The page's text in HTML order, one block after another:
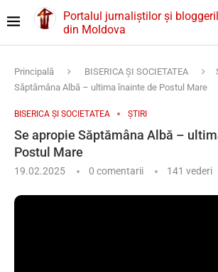
Portalul jurnaliștilor și
din Moldova
Principală BISERICA ȘI SOCIETATEA
Săptămâna Albă – ultima înainte de Postul Mare
BISERICA ȘI SOCIETATEA ȘTIRI
Se apropie Săptămâna Albă –
Postul Mare
19.02.2025 0 comentarii 141 vederi